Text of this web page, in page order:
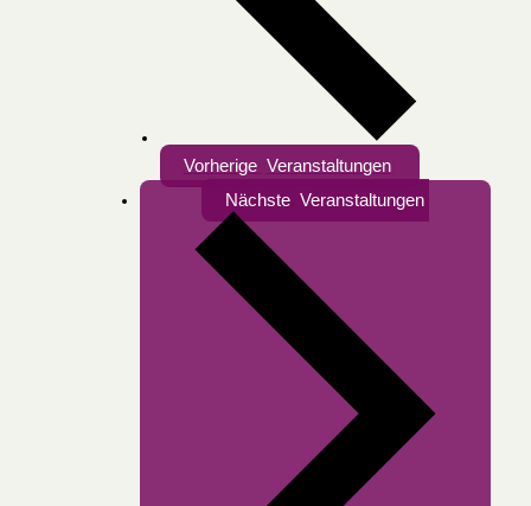
Vorherige Veranstaltungen
Nächste Veranstaltungen